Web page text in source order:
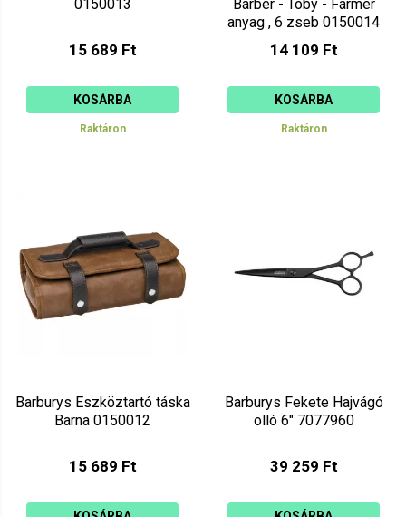
0150013
15 689 Ft
KOSÁRBA
Raktáron
Barber - Toby - Farmer
anyag , 6 zseb 0150014
14 109 Ft
KOSÁRBA
Raktáron
Barburys Eszköztartó táska
Barna 0150012
15 689 Ft
Barburys Fekete Hajvágó
olló 6" 7077960
39 259 Ft